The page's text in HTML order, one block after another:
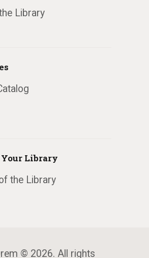
Library
Library
the Library
© 2026. All rights